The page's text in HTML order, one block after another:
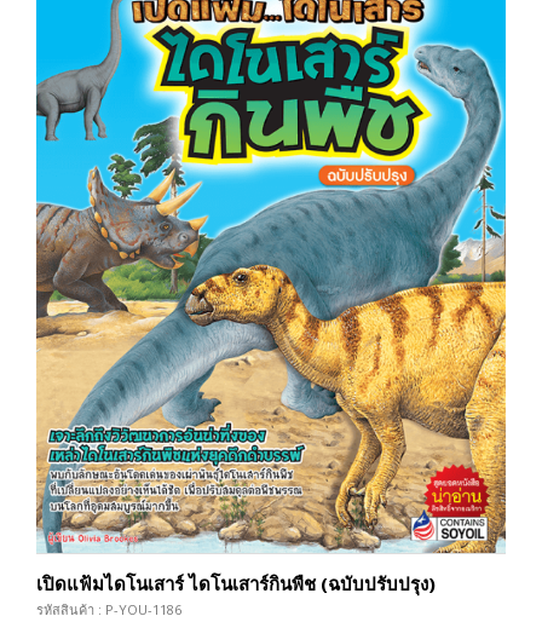
เปิดแฟ้มไดโนเสาร์ ไดโนเสาร์กินพืช (ฉบับปรับปรุง)
รหัสสินค้า : P-YOU-1186